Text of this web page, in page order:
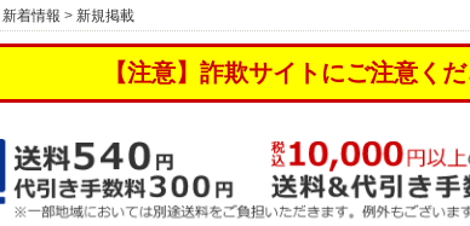
新着情報 > 新規掲載
【注意】詐欺サイトにご注意く